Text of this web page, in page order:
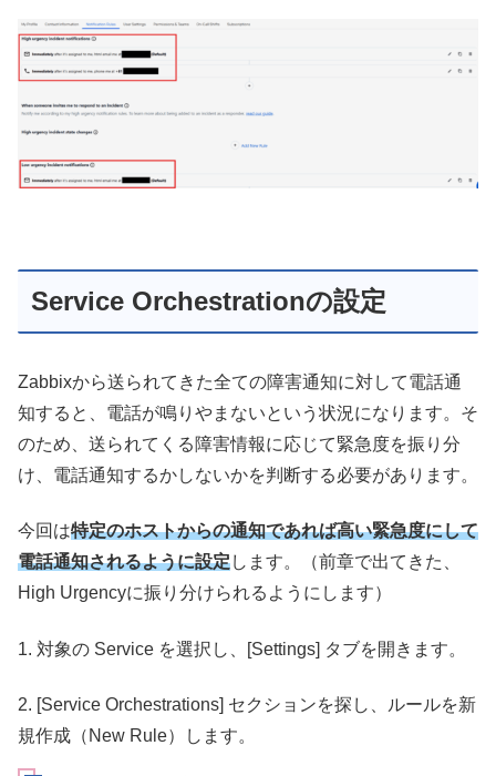
Service Orchestrationの設定
Zabbixから送られてきた全ての障害通知に対して電話通
知すると、電話が鳴りやまないという状況になります。そ
のため、送られてくる障害情報に応じて緊急度を振り分
け、電話通知するかしないかを判断する必要があります。
今回は特定のホストからの通知であれば高い緊急度にして
電話通知されるように設定します。（前章で出てきた、
High Urgencyに振り分けられるようにします）
1. 対象の Service を選択し、[Settings] タブを開きます。
2. [Service Orchestrations] セクションを探し、ルールを新
規作成（New Rule）します。